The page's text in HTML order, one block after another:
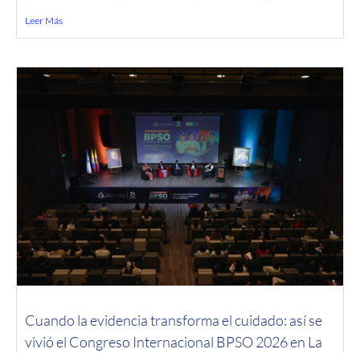
Leer Más
Cuando la evidencia transforma el cuidado: así se
vivió el Congreso Internacional BPSO 2026 en La